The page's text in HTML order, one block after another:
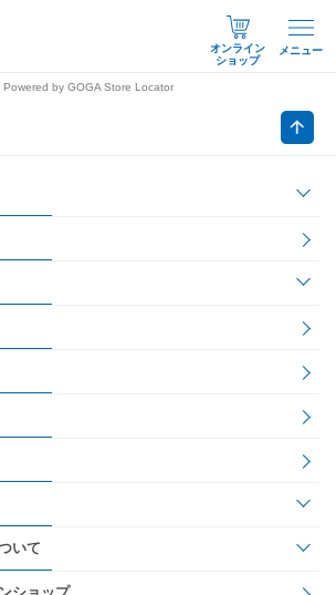
オンライン
ショップ
メニュー
Powered by GOGA Store Locator
いて